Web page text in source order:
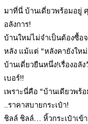
มาที่นี่ บ้านเดี่ยวพร้อมอยู่
อลังการ!
บ้านใหม่ไม่จำเป็นต้องซื้อ
หลัง แม้แต่ “หลังคายังใหม่
บ้านเดี่ยวยืนหนึ่ง!เรื่องอลั
เบอร์!!
เพราะนี่คือ “บ้านเดียวพร้
..ราคาสบายกระเป๋า!
ชิลล์ ชิลล์… หิ้วกระเป๋าเข้